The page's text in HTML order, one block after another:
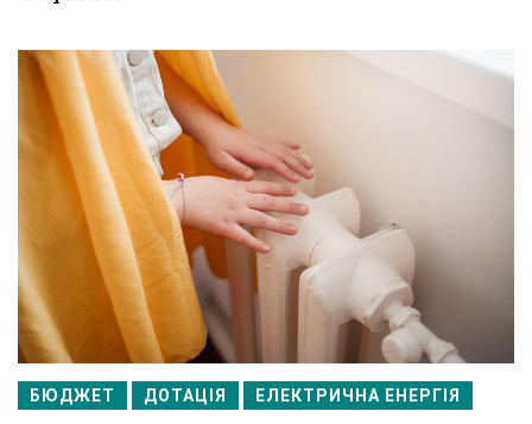
БЮДЖЕТ ДОТАЦІЯ ЕЛЕКТРИЧНА ЕНЕРГІЯ